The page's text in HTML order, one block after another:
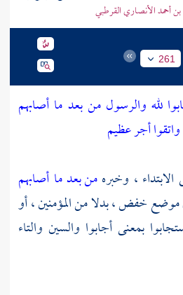
أحمد الأنصاري القرطبي
261
لله والرسول من بعد ما أصابهم
أجر عظيم
، وخبرهمن بعد ما أصابهم
خفض ، بدلا من المؤمنين ، أو
بمعنى أجابوا والسين والتاء